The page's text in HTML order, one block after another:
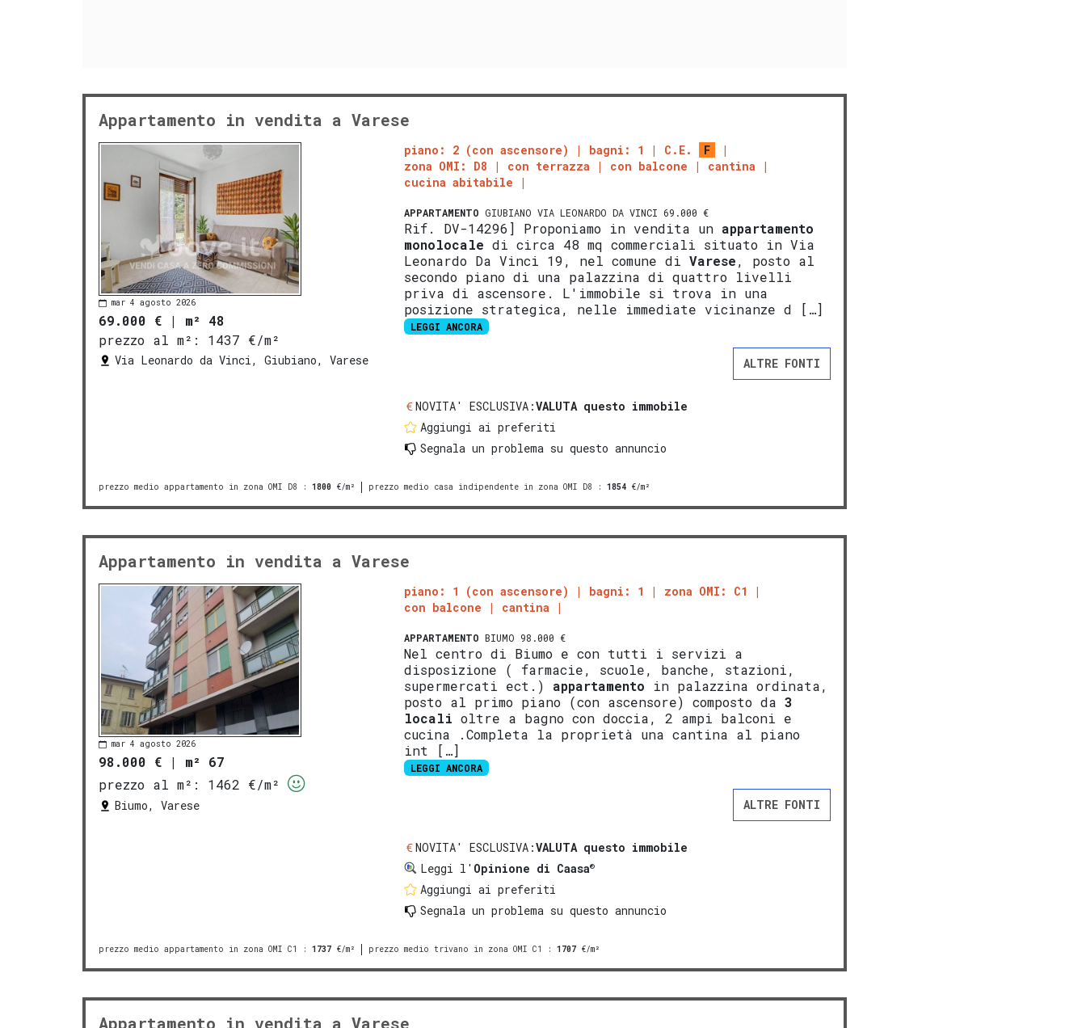
Appartamento in vendita a Varese
mar 4 agosto 2026
69.000 € | m² 48
prezzo al m²:
1437 €/m²
Via Leonardo da Vinci, Giubiano, Varese
piano: 2 (con ascensore) bagni: 1 C.E.
F
zona OMI: D8
con terrazza con balcone
cantina
cucina abitabile
APPARTAMENTO GIUBIANO VIA LEONARDO DA VINCI 69.000 €
Rif. DV-14296] Proponiamo in vendita un appartamento
monolocale di circa 48 mq commerciali situato in Via
Leonardo Da Vinci 19, nel comune diVarese, posto al
secondo piano di una palazzina di quattro livelli
priva di ascensore. L'immobile si trova in una
posizione strategica, nelle immediate vicinanze d […]
LEGGI ANCORA
ALTRE FONTI
NOVITA' ESCLUSIVA:VALUTA questo immobile
Aggiungi ai preferiti
Segnala un problema su questo annuncio
prezzo medio appartamento in zona OMI D8 : 1800 €/m² prezzo medio casa indipendente in zona OMI D8 : 1854 €/m²
Appartamento in vendita a Varese
mar 4 agosto 2026
98.000 € | m² 67
prezzo al m²:
1462 €/m²
Biumo, Varese
piano: 1 (con ascensore) bagni: 1
zona OMI: C1
con balcone
cantina
APPARTAMENTO BIUMO 98.000 €
Nel centro di Biumo e con tutti i servizi a
disposizione ( farmacie, scuole, banche, stazioni,
supermercati ect.) appartamento in palazzina ordinata,
posto al primo piano (con ascensore) composto da3
locali oltre a bagno con doccia, 2 ampi balconi e
cucina .Completa la proprietà una cantina al piano
int […]
LEGGI ANCORA
ALTRE FONTI
NOVITA' ESCLUSIVA:VALUTA questo immobile
Leggi l' Opinione di Caasa®
Aggiungi ai preferiti
Segnala un problema su questo annuncio
prezzo medio appartamento in zona OMI C1 : 1737 €/m² prezzo medio trivano in zona OMI C1 : 1707 €/m²
Appartamento in vendita a Varese